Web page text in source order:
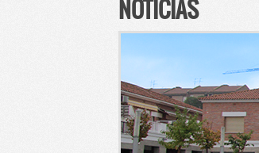
NOTICIAS